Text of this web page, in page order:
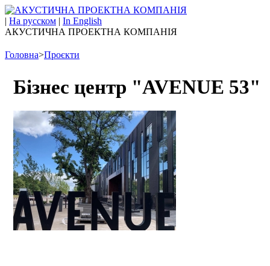
| На русском | In English
АКУСТИЧНА ПРОЕКТНА КОМПАНІЯ
Головна>Проєкти
Бізнес центр "AVENUE 53"